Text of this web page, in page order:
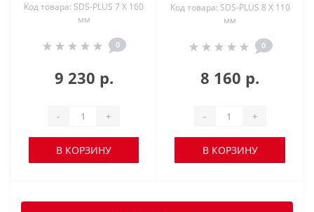
Код товара: SDS-PLUS 7 X 160
мм
0
9 230 р.
- +
В КОРЗИНУ
Код товара: SDS-PLUS 8 X 110
мм
0
8 160 р.
- +
В КОРЗИНУ